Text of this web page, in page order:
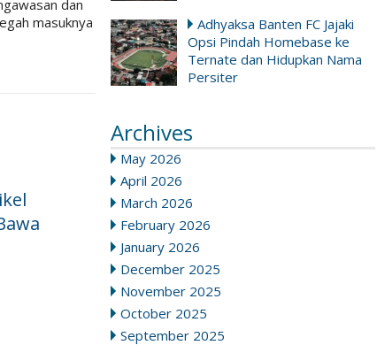
Adhyaksa Banten FC Jajaki
Opsi Pindah Homebase ke
Ternate dan Hidupkan Nama
Persiter
Archives
May 2026
April 2026
March 2026
February 2026
January 2026
December 2025
November 2025
October 2025
September 2025
dan
masuknya